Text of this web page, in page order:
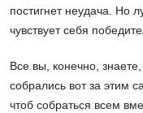
постигнет неудача. Но
чувствует себя
Все вы, конечно,
собрались вот за этим
чтоб собраться всем